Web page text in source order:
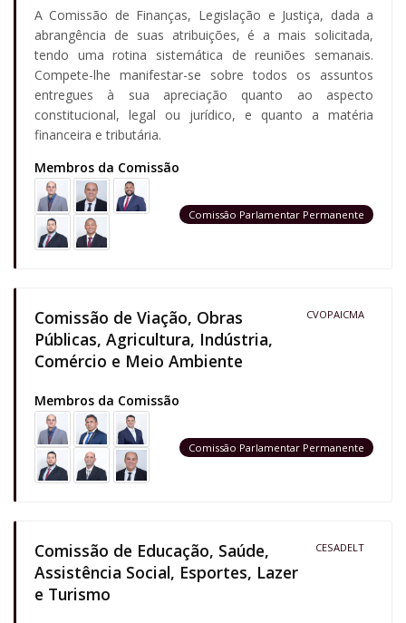
A Comissão de Finanças, Legislação e Justiça, dada a
abrangência de suas atribuições, é a mais solicitada,
tendo uma rotina sistemática de reuniões semanais.
Compete-lhe manifestar-se sobre todos os assuntos
entregues à sua apreciação quanto ao aspecto
constitucional, legal ou jurídico, e quanto a matéria
financeira e tributária.
Membros da Comissão
Comissão Parlamentar Permanente
Comissão de Viação, Obras
Públicas, Agricultura, Indústria,
Comércio e Meio Ambiente
CVOPAICMA
Membros da Comissão
Comissão Parlamentar Permanente
Comissão de Educação, Saúde,
Assistência Social, Esportes, Lazer
e Turismo
CESADELT